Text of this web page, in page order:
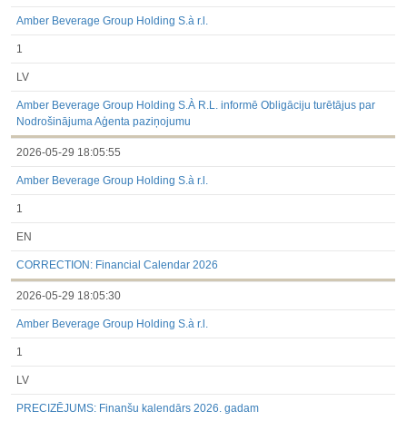
Amber Beverage Group Holding S.à r.l.
1
LV
Amber Beverage Group Holding S.À R.L. informē Obligāciju turētājus par
Nodrošinājuma Aģenta paziņojumu
2026-05-29 18:05:55
Amber Beverage Group Holding S.à r.l.
1
EN
CORRECTION: Financial Calendar 2026
2026-05-29 18:05:30
Amber Beverage Group Holding S.à r.l.
1
LV
PRECIZĒJUMS: Finanšu kalendārs 2026. gadam